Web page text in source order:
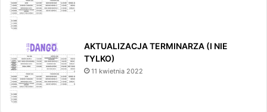
AKTUALIZACJA TERMINARZA (I NIE
TYLKO)
11 kwietnia 2022